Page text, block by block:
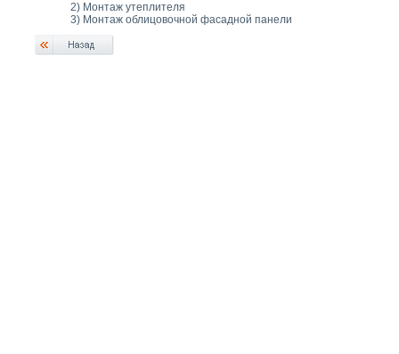
2) Монтаж утеплителя
3) Монтаж облицовочной фасадной панели